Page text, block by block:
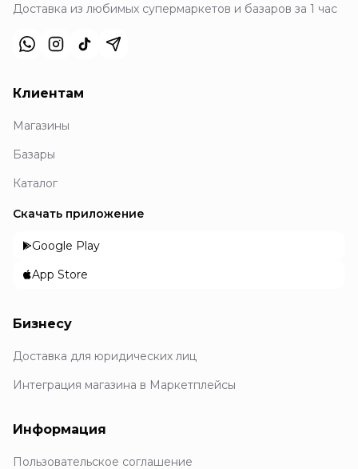
Доставка из любимых супермаркетов и базаров за 1 час
Клиентам
Магазины
Базары
Каталог
Скачать приложение
Google Play
App Store
Бизнесу
Доставка для юридических лиц
Интеграция магазина в Маркетплейсы
Информация
Пользовательское соглашение